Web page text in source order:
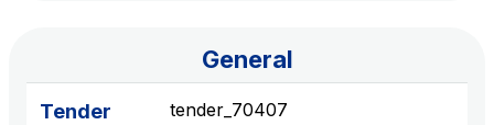
Production and sale of energy from renewable
sources
General
Tender
tender_70407